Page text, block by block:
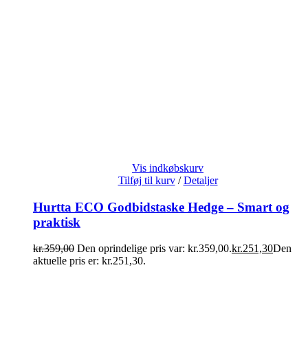
Vis indkøbskurv
Tilføj til kurv / Detaljer
Hurtta ECO Godbidstaske Hedge – Smart og
praktisk
kr.359,00 Den oprindelige pris var: kr.359,00.kr.251,30Den
aktuelle pris er: kr.251,30.